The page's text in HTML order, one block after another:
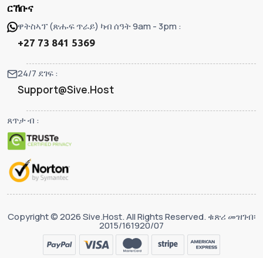
ርኸቡና
ዋትስኣፕ (ጽሑፍ ጥራይ) ካብ ሰዓት 9am - 3pm :
+27 73 841 5369
24/7 ደገፍ :
Support@Sive.Host
ጸጥታ ብ :
Copyright © 2026 Sive.Host. All Rights Reserved. ቁጽሪ መዝገብ፡
2015/161920/07